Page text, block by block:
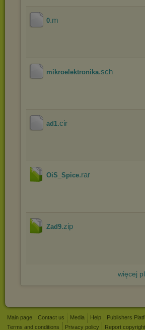
0.m
mikroelektronika.sch
ad1.cir
OiS_Spice.rar
Zad9.zip
więcej
Main page Contact us Media Help
Publishers
Terms and conditions
Privacy policy Report